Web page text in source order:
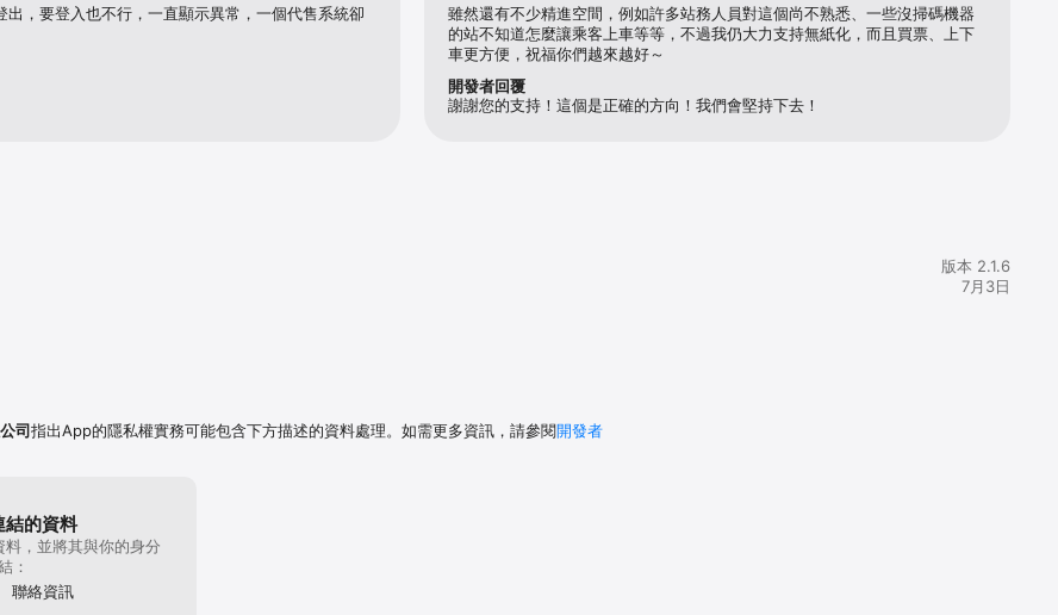
足您各種旅運需求
動，提供會員優惠回饋
出，要登入也不行，一直顯示異常，一個代售系統卻
雖然還有不少精進空間，例如許多站務人員對這個尚不熟悉、一些沒掃碼機器
的站不知道怎麼讓乘客上車等等，不過我仍大力支持無紙化，而且買票、上下
車更方便，祝福你們越來越好～
開發者回覆
謝謝您的支持！這個是正確的方向！我們會堅持下去！
版本 2.1.6
7月3日
司指出App的隱私權實務可能包含下方描述的資料處理。如需更多資訊，請參閱開發者
結的資料
，並將其與你的身分
：
聯絡資訊